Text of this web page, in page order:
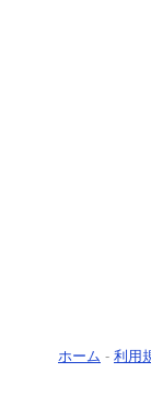
ホーム - 利用